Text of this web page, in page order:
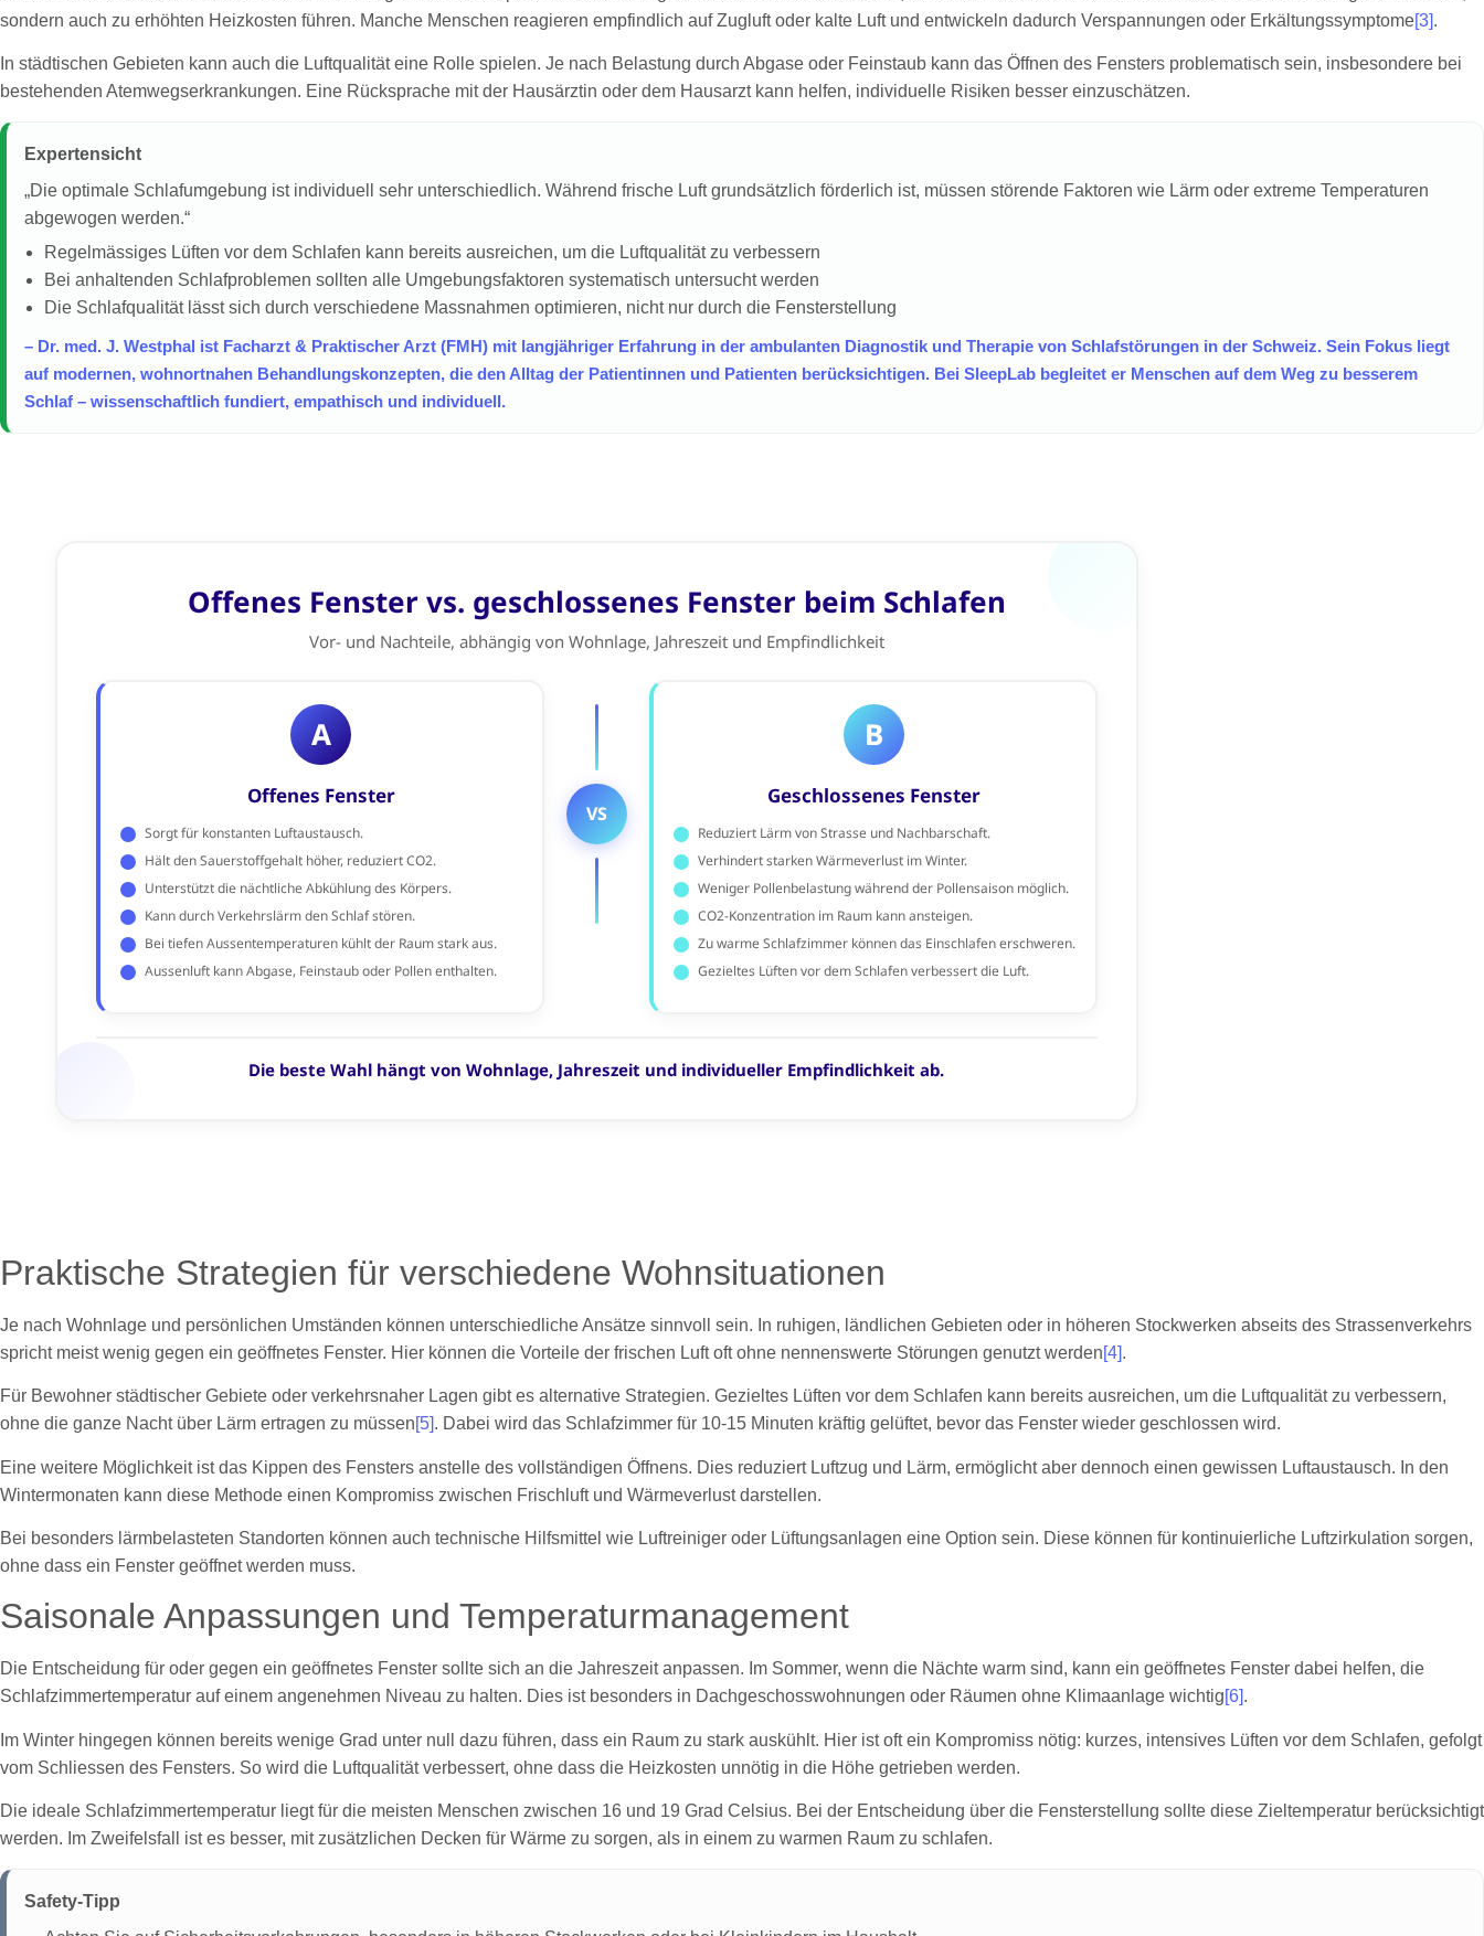
sondern auch zu erhöhten Heizkosten führen. Manche Menschen reagieren empfindlich auf Zugluft oder kalte Luft und entwickeln dadurch Verspannungen oder Erkältungssymptome[3].
In städtischen Gebieten kann auch die Luftqualität eine Rolle spielen. Je nach Belastung durch Abgase oder Feinstaub kann das Öffnen des Fensters problematisch sein, insbesondere bei
bestehenden Atemwegserkrankungen. Eine Rücksprache mit der Hausärztin oder dem Hausarzt kann helfen, individuelle Risiken besser einzuschätzen.
Expertensicht
„Die optimale Schlafumgebung ist individuell sehr unterschiedlich. Während frische Luft grundsätzlich förderlich ist, müssen störende Faktoren wie Lärm oder extreme Temperaturen
abgewogen werden.“
Regelmässiges Lüften vor dem Schlafen kann bereits ausreichen, um die Luftqualität zu verbessern
Bei anhaltenden Schlafproblemen sollten alle Umgebungsfaktoren systematisch untersucht werden
Die Schlafqualität lässt sich durch verschiedene Massnahmen optimieren, nicht nur durch die Fensterstellung
– Dr. med. J. Westphal ist Facharzt & Praktischer Arzt (FMH) mit langjähriger Erfahrung in der ambulanten Diagnostik und Therapie von Schlafstörungen in der Schweiz. Sein Fokus liegt
auf modernen, wohnortnahen Behandlungskonzepten, die den Alltag der Patientinnen und Patienten berücksichtigen. Bei SleepLab begleitet er Menschen auf dem Weg zu besserem
Schlaf – wissenschaftlich fundiert, empathisch und individuell.
Praktische Strategien für verschiedene Wohnsituationen
Je nach Wohnlage und persönlichen Umständen können unterschiedliche Ansätze sinnvoll sein. In ruhigen, ländlichen Gebieten oder in höheren Stockwerken abseits des Strassenverkehrs
spricht meist wenig gegen ein geöffnetes Fenster. Hier können die Vorteile der frischen Luft oft ohne nennenswerte Störungen genutzt werden[4].
Für Bewohner städtischer Gebiete oder verkehrsnaher Lagen gibt es alternative Strategien. Gezieltes Lüften vor dem Schlafen kann bereits ausreichen, um die Luftqualität zu verbessern,
ohne die ganze Nacht über Lärm ertragen zu müssen[5]. Dabei wird das Schlafzimmer für 10-15 Minuten kräftig gelüftet, bevor das Fenster wieder geschlossen wird.
Eine weitere Möglichkeit ist das Kippen des Fensters anstelle des vollständigen Öffnens. Dies reduziert Luftzug und Lärm, ermöglicht aber dennoch einen gewissen Luftaustausch. In den
Wintermonaten kann diese Methode einen Kompromiss zwischen Frischluft und Wärmeverlust darstellen.
Bei besonders lärmbelasteten Standorten können auch technische Hilfsmittel wie Luftreiniger oder Lüftungsanlagen eine Option sein. Diese können für kontinuierliche Luftzirkulation sorgen,
ohne dass ein Fenster geöffnet werden muss.
Saisonale Anpassungen und Temperaturmanagement
Die Entscheidung für oder gegen ein geöffnetes Fenster sollte sich an die Jahreszeit anpassen. Im Sommer, wenn die Nächte warm sind, kann ein geöffnetes Fenster dabei helfen, die
Schlafzimmertemperatur auf einem angenehmen Niveau zu halten. Dies ist besonders in Dachgeschosswohnungen oder Räumen ohne Klimaanlage wichtig [6] .
Im Winter hingegen können bereits wenige Grad unter null dazu führen, dass ein Raum zu stark auskühlt. Hier ist oft ein Kompromiss nötig: kurzes, intensives Lüften vor dem Schlafen, gefolgt
vom Schliessen des Fensters. So wird die Luftqualität verbessert, ohne dass die Heizkosten unnötig in die Höhe getrieben werden.
Die ideale Schlafzimmertemperatur liegt für die meisten Menschen zwischen 16 und 19 Grad Celsius. Bei der Entscheidung über die Fensterstellung sollte diese Zieltemperatur berücksichtigt
werden. Im Zweifelsfall ist es besser, mit zusätzlichen Decken für Wärme zu sorgen, als in einem zu warmen Raum zu schlafen.
Safety-Tipp